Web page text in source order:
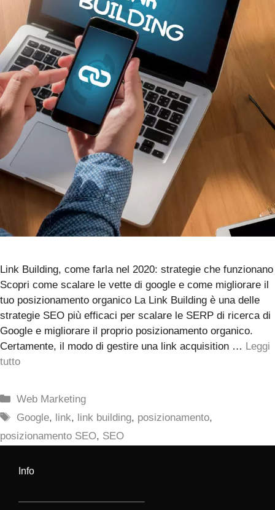
Link Building, come farla nel 2020: strategie che funzionano
Scopri come scalare le vette di google e come migliorare il
tuo posizionamento organico La Link Building è una delle
strategie SEO più efficaci per scalare le SERP di ricerca di
Google e migliorare il proprio posizionamento organico.
Certamente, il modo di gestire una link acquisition … Leggi
tutto
Categorie
Web Marketing
Tag
Google, link, link building, posizionamento,
posizionamento SEO, SEO
Info